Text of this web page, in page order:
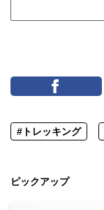
#トレッキング
ピックアップ